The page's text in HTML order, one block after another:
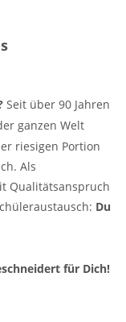
Seit über 90 Jahren
ganzen Welt
riesigen Portion
Als
Qualitätsanspruch
Du
für Dich!